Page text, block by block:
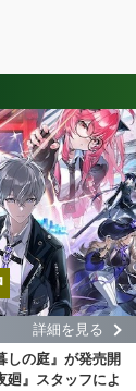
詳細を見る
しの庭』が発売開
廻』スタッフによ